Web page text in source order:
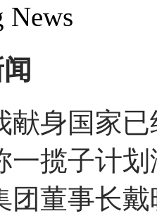
News
献身国家
一揽子计
团董事长